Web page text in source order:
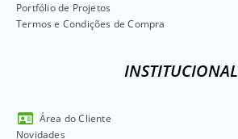
Portfólio de Projetos
Termos e Condições de Compra
INSTITUCIONAL
Área do Cliente
Novidades